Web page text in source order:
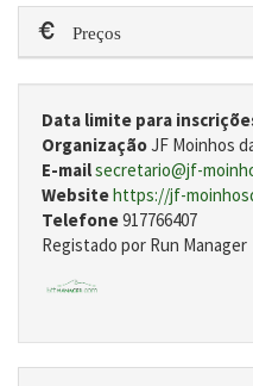
Preços
Data limite para
OrganizaçãoJF Moinhos
E-mailsecretario@jf-
Websitehttps://jf-
Telefone917766407
Registado por Run Manager